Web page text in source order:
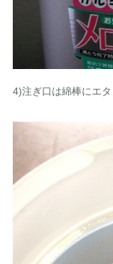
4)注ぎ口は綿棒にエ